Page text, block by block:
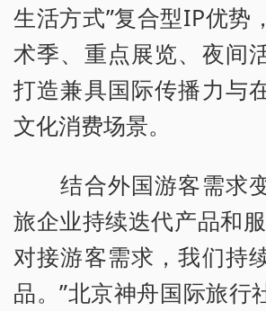
生活方式”复合型IP优势
术季、重点展览、夜间
打造兼具国际传播力与
文化消费场景。
结合外国游客需求
旅企业持续迭代产品和
对接游客需求，我们持
品。”北京神舟国际旅行